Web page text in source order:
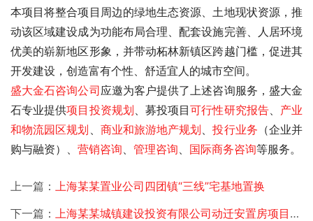
本项目将整合项目周边的绿地生态资源、土地现状资源，推
动该区域建设成为功能布局合理、配套设施完善、人居环境
优美的崭新地区形象，并带动柘林新镇区跨越门槛，促进其
开发建设，创造富有个性、舒适宜人的城市空间。
盛大金石咨询公司应邀为客户提供了上述咨询服务，盛大金
石专业提供项目投资规划、募投项目可行性研究报告、 产业
和物流园区规划 、 商业和旅游地产规划、投行业务 （企业并
购与融资）、 营销咨询、 管理咨询、 国际商务咨询等服务。
上一篇： 上海某某置业公司四团镇“三线”宅基地置换
下一篇： 上海某某城镇建设投资有限公司动迁安置房项目申请报告